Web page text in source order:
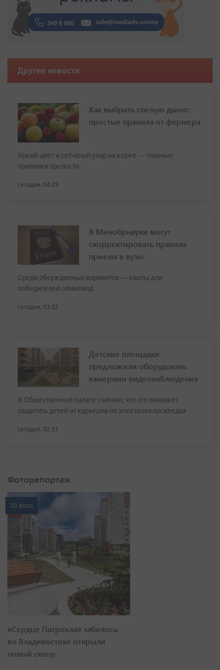
Другие новости
Как выбрать спелую дыню:
простые правила от фермера
Яркий цвет и сетчатый узор на корке — главные
признаки зрелости
сегодня, 04:29
В Минобрнауки могут
скорректировать правила
приема в вузы
Среди обсуждаемых вариантов — квоты для
победителей олимпиад
сегодня, 03:22
Детские площадки
предложили оборудовать
камерами видеонаблюдения
В Общественной палате считают, что это поможет
защитить детей от курьеров на электровелосипедах
сегодня, 02:31
Фоторепортаж
20 фото
«Сердце Патрокла» забилось:
во Владивостоке открыли
новый сквер